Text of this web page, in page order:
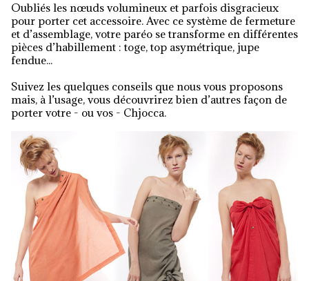
Oubliés les nœuds volumineux et parfois disgracieux
pour porter cet accessoire. Avec ce système de fermeture
et d’assemblage, votre paréo se transforme en différentes
pièces d’habillement : toge, top asymétrique, jupe
fendue...
Suivez les quelques conseils que nous vous proposons
mais, à l’usage, vous découvrirez bien d’autres façon de
porter votre - ou vos - Chjocca.